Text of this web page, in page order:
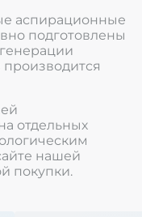
аспирационные
подготовлены
отдельных
нашей
покупки.